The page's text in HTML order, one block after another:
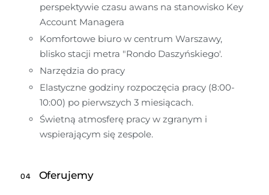
perspektywie czasu awans na stanowisko Key
Account Managera
Komfortowe biuro w centrum Warszawy,
blisko stacji metra "Rondo Daszyńskiego'.
Narzędzia do pracy
Elastyczne godziny rozpoczęcia pracy (8:00-
10:00) po pierwszych 3 miesiącach.
Świetną atmosferę pracy w zgranym i
wspierającym się zespole.
04 Oferujemy